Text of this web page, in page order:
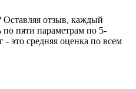
Оставляя отзыв, каждый
по пяти параметрам по 5-
это средняя оценка по всем